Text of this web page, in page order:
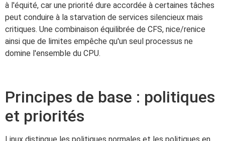
à l'équité, car une priorité dure accordée à certaines tâches
peut conduire à la starvation de services silencieux mais
critiques. Une combinaison équilibrée de CFS, nice/renice
ainsi que de limites empêche qu'un seul processus ne
domine l'ensemble du CPU.
Principes de base : politiques
et priorités